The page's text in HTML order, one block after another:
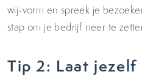
wij-vorm en spreek je
stap om je bedrijf neer te
Tip 2: Laat